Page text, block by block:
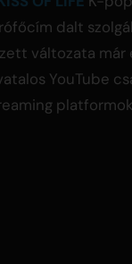
dalt
változata már
YouTube